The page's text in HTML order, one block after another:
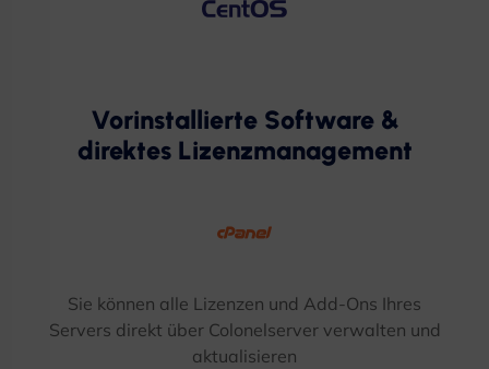
Vorinstallierte Software &
direktes Lizenzmanagement
Sie können alle Lizenzen und Add-Ons Ihres
Servers direkt über Colonelserver verwalten und
aktualisieren